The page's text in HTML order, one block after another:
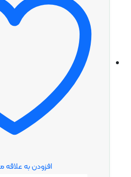
افزودن به علاقه مندی ها